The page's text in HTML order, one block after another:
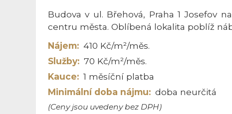
Budova v ul. Břehová, Praha 1 Josefov
centru města. Oblíbená lokalita poblíž
Nájem: 410 Kč/m²/měs.
Služby: 70 Kč/m²/měs.
Kauce: 1 měsíční platba
Minimální doba nájmu: doba neurčitá
(Ceny jsou uvedeny bez DPH)